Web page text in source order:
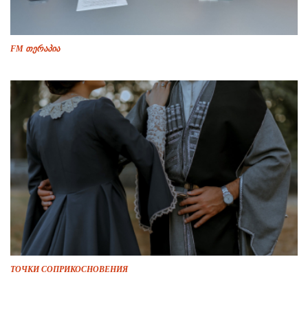
FM თერაპია
ТОЧКИ СОПРИКОСНОВЕНИЯ